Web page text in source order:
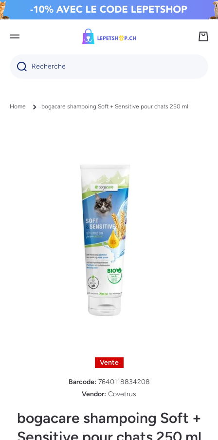
IGNORER ET PASSER AU CONTENU
Recherche
Home bogacare shampoing Soft + Sensitive pour chats 250 ml
Vente
Barcode: 7640118834208
Vendor: Covetrus
bogacare shampoing Soft +